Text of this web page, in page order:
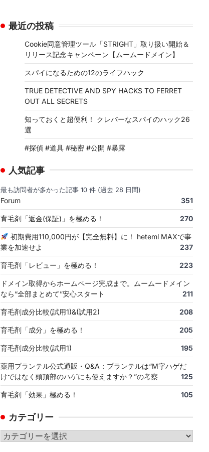
最近の投稿
Cookie同意管理ツール「STRIGHT」取り扱い開始＆
リリース記念キャンペーン【ムームードメイン】
スパイになるための12のライフハック
TRUE DETECTIVE AND SPY HACKS TO FERRET
OUT ALL SECRETS
知っておくと超便利！ クレバーなスパイのハック26
選
#探偵 #道具 #秘密 #公開 #暴露
人気記事
最も訪問者が多かった記事 10 件 (過去 28 日間)
Forum 351
育毛剤「返金(保証)」を極める！ 270
初期費用110,000円が【完全無料】に！ heteml MAXで事
業を加速せよ
237
育毛剤「レビュー」を極める！ 223
ドメイン取得からホームページ完成まで。ムームードメイン
なら“全部まとめて”安心スタート
211
育毛剤成分比較(試用1)&(試用2) 208
育毛剤「成分」を極める！ 205
育毛剤成分比較(試用1) 195
薬用プランテル公式通販・Q&A：プランテルは“M字ハゲだ
けではなく頭頂部のハゲにも使えますか？”の考察
125
育毛剤「効果」極める！ 105
カテゴリー
カ